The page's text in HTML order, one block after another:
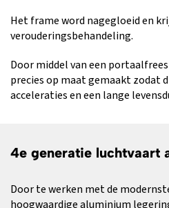
Het frame word nagegloeid en
verouderingsbehandeling.
Door middel van een
precies op maat gemaakt zodat
acceleraties en een lange
4e generatie luchtvaart
Door te werken met de
hoogwaardige aluminium